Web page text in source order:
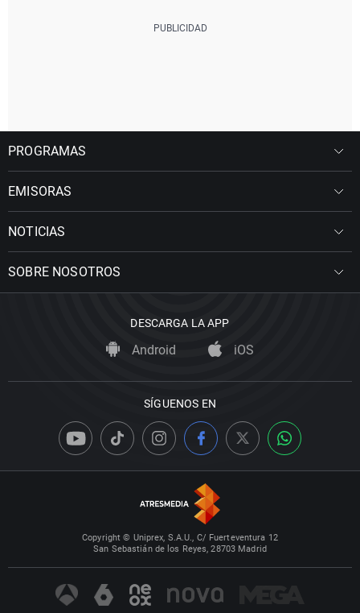
PROGRAMAS
EMISORAS
NOTICIAS
SOBRE NOSOTROS
DESCARGA LA APP
Android iOS
SÍGUENOS EN
Copyright © Uniprex, S.A.U., C/ Fuerteventura 12
San Sebastián de los Reyes, 28703 Madrid